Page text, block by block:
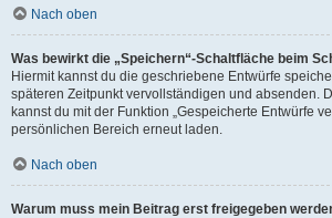
Nach oben
Was bewirkt die „Speichern“-Schaltfläche beim
Hiermit kannst du die geschriebene Entwürfe
späteren Zeitpunkt vervollständigen und absenden.
kannst du mit der Funktion „Gespeicherte Entwürfe
persönlichen Bereich erneut laden.
Nach oben
Warum muss mein Beitrag erst freigegeben